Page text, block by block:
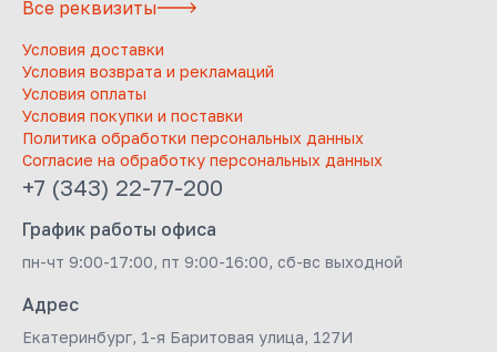
Все реквизиты
Условия доставки
Условия возврата и рекламаций
Условия оплаты
Условия покупки и поставки
Политика обработки персональных данных
Согласие на обработку персональных данных
+7 (343) 22-77-200
График работы офиса
пн-чт 9:00-17:00, пт 9:00-16:00, сб-вс выходной
Адрес
Екатеринбург, 1-я Баритовая улица, 127И